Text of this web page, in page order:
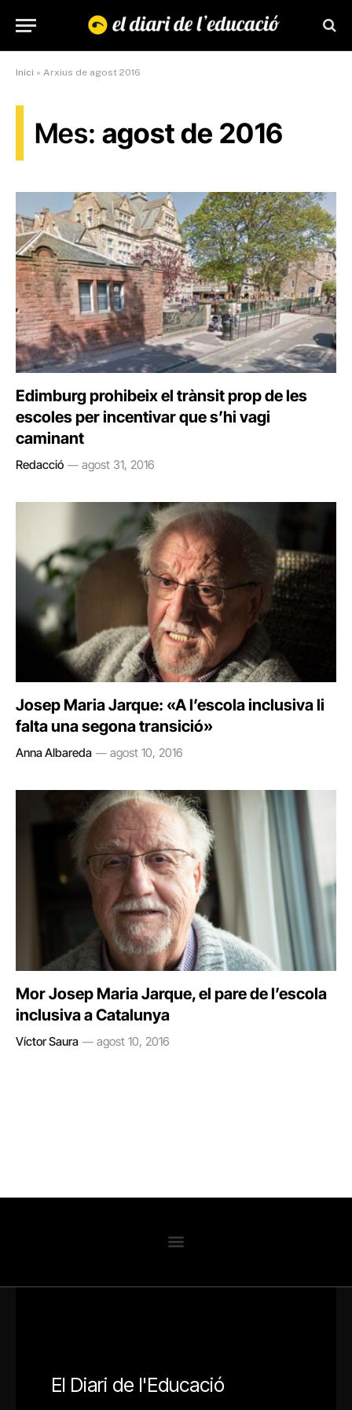
Inici » Arxius de agost 2016
Mes: agost de 2016
Edimburg prohibeix el trànsit prop de les
escoles per incentivar que s’hi vagi
caminant
Redacció agost 31, 2016
Josep Maria Jarque: «A l’escola inclusiva li
falta una segona transició»
Anna Albareda agost 10, 2016
Mor Josep Maria Jarque, el pare de l’escola
inclusiva a Catalunya
Víctor Saura agost 10, 2016